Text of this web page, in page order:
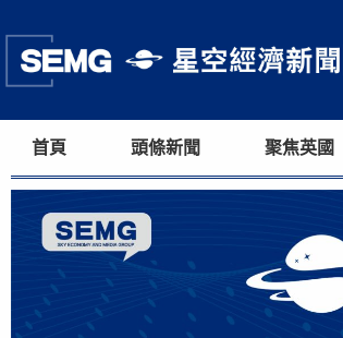
首頁 頭條新聞 聚焦英國